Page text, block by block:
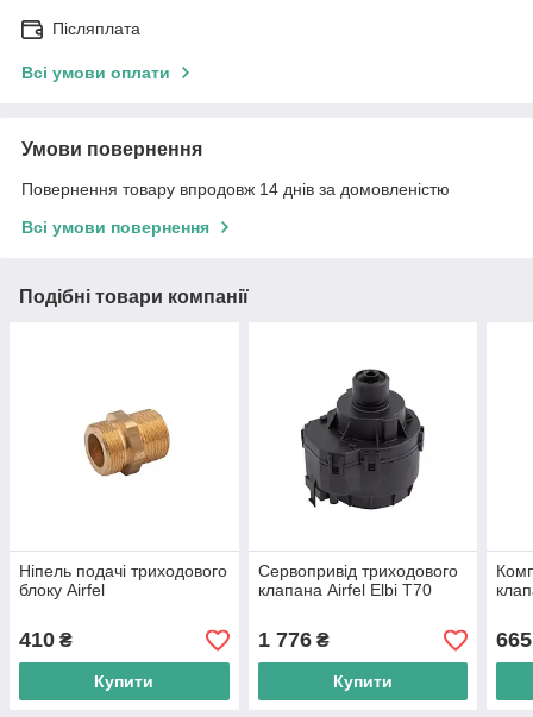
Післяплата
Всі умови оплати
Умови повернення
Повернення товару впродовж 14 днів за домовленістю
Всі умови повернення
Подібні товари компанії
Ніпель подачі триходового
блоку Airfel
410 ₴
Купити
Сервопривід триходового
клапана Airfel Elbi T70
1 776₴
Купити
665